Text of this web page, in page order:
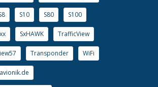
S10 S80 S100
SxHAWK TrafficView
Transponder WiFi